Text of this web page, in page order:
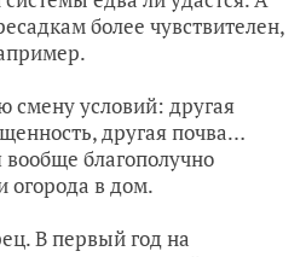
более чувствителен,
смену условий: другая
другая почва…
благополучно
огорода в дом.
В первый год на